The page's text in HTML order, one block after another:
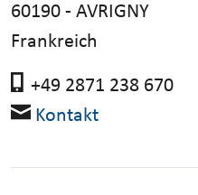
60190 - AVRIGNY
Frankreich
+49 2871 238 670
Kontakt